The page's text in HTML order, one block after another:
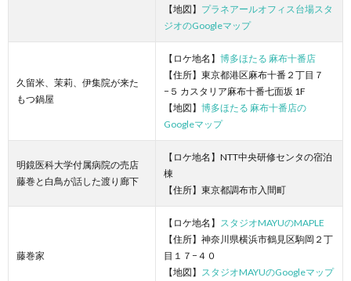
【地図】 プラネアールオフィス台場スタ
ジオのGoogleマップ
久留米、茉莉、伊集院が来た
もつ鍋屋
【ロケ地名】 博多ほたる 麻布十番店
【住所】東京都港区麻布十番２丁目７
−５ カスタリア麻布十番七面坂 1F
【地図】 博多ほたる 麻布十番店の
Googleマップ
明鏡医科大学付属病院の売店
藤巻と白鳥が話した渡り廊下
【ロケ地名】NTT中央研修センタの宿泊
棟
【住所】東京都調布市入間町
藤巻家
【ロケ地名】 スタジオMAYUのMAPLE
【住所】神奈川県横浜市鶴見区駒岡２丁
目１７−４０
【地図】 スタジオMAYUのGoogleマップ